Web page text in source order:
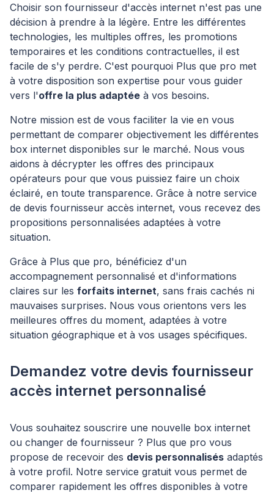
Choisir son fournisseur d'accès internet n'est pas une
décision à prendre à la légère. Entre les différentes
technologies, les multiples offres, les promotions
temporaires et les conditions contractuelles, il est
facile de s'y perdre. C'est pourquoi Plus que pro met
à votre disposition son expertise pour vous guider
vers l'offre la plus adaptée à vos besoins.
Notre mission est de vous faciliter la vie en vous
permettant de comparer objectivement les différentes
box internet disponibles sur le marché. Nous vous
aidons à décrypter les offres des principaux
opérateurs pour que vous puissiez faire un choix
éclairé, en toute transparence. Grâce à notre service
de devis fournisseur accès internet, vous recevez des
propositions personnalisées adaptées à votre
situation.
Grâce à Plus que pro, bénéficiez d'un
accompagnement personnalisé et d'informations
claires sur les forfaits internet, sans frais cachés ni
mauvaises surprises. Nous vous orientons vers les
meilleures offres du moment, adaptées à votre
situation géographique et à vos usages spécifiques.
Demandez votre devis fournisseur
accès internet personnalisé
Vous souhaitez souscrire une nouvelle box internet
ou changer de fournisseur ? Plus que pro vous
propose de recevoir des devis personnalisés adaptés
à votre profil. Notre service gratuit vous permet de
comparer rapidement les offres disponibles à votre